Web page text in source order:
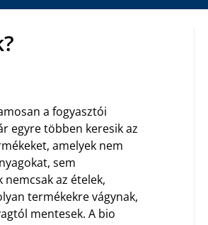
a fogyasztói
egyre többen keresik az
amelyek nem
sem
az ételek,
termékekre vágynak,
mentesek. A bio